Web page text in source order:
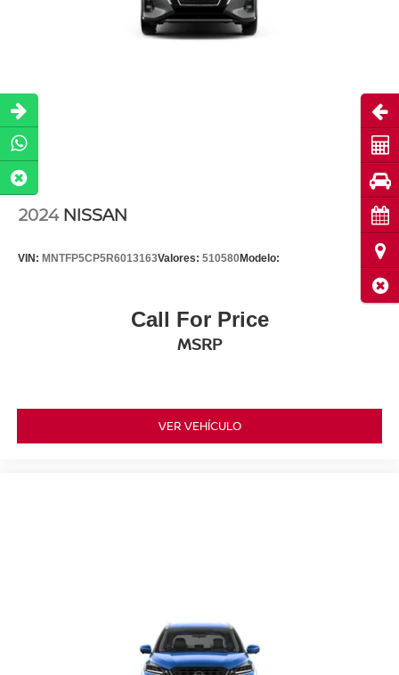
2024 NISSAN
VIN: MNTFP5CP5R6013163Valores: 510580Modelo:
Call For Price
MSRP
VER VEHÍCULO